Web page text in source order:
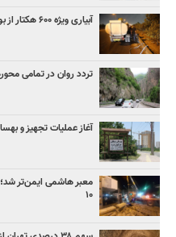
آبیاری ویژه ۶۰۰ هکتار از بوستان جنگلی سرخه‌حصار
تردد روان در تمامی
آغاز عملیات تجهیز و
معبر هاشمی ایمن‌تر
۱۰